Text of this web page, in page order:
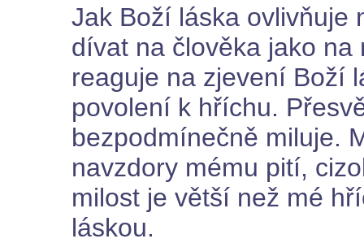
Jak Boží láska ovlivňuje
dívat na člověka jako
reaguje na zjevení Boží
povolení k hříchu.
bezpodmínečně miluje.
navzdory mému pití,
milost je větší než mé
láskou.